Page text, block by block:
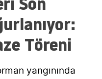
Töreni
yangınında